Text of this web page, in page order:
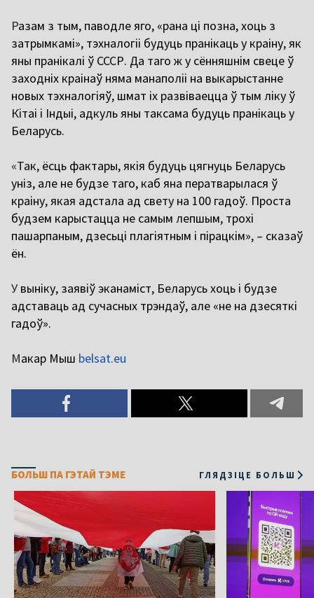
Разам з тым, паводле яго, «рана ці позна, хоць з
затрымкамі», тэхналогіі будуць пранікаць у краіну, як
яны пранікалі ў СССР. Да таго ж у сённяшнім свеце ў
заходніх краінаў няма манаполіі на выкарыстанне
новых тэхналогіяў, шмат іх развіваецца ў тым ліку ў
Кітаі і Індыі, адкуль яны таксама будуць пранікаць у
Беларусь.
«Так, ёсць фактары, якія будуць цягнуць Беларусь
уніз, але не будзе таго, каб яна ператварылася ў
краіну, якая адстала ад свету на 100 гадоў. Проста
будзем карыстацца не самым лепшым, трохі
пашарпаным, дзесьці плагіятным і пірацкім», – сказаў
ён.
У выніку, заявіў эканаміст, Беларусь хоць і будзе
адставаць ад сучасных трэндаў, але «не на дзесяткі
гадоў».
Макар Мыш belsat.eu
БОЛЬШ ПА ГЭТАЙ ТЭМЕ ГЛЯДЗІЦЕ БОЛЬШ